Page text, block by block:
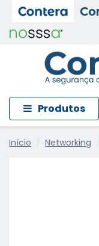
Produtos
Início Networking